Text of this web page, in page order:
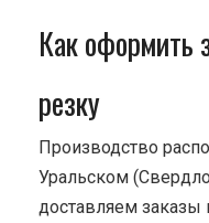
Как оформить
резку
Производство
Уральском
доставляем заказы